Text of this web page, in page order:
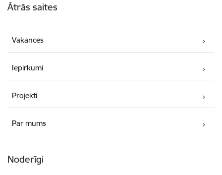
Ātrās saites
Vakances
Iepirkumi
Projekti
Par mums
Noderīgi